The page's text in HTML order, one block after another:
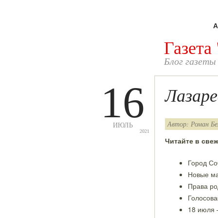
Блог
16
ИЮЛЬ
2021
Автор: Роман
Читайте в
Город
Новые
Права
18 июля